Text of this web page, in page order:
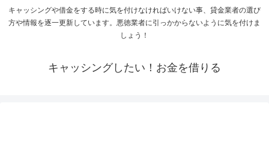
キャッシングや借金をする時に気を付けなければいけない事、貸金業者の選び
方や情報を逐一更新しています。悪徳業者に引っかからないように気を付けま
しょう！
キャッシングしたい！お金を借りる